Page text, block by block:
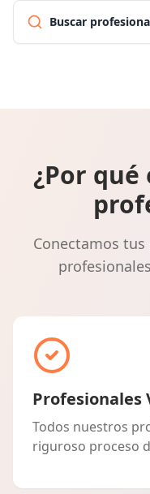
Buscar
¿Por
Conectamos
Profesionales
Todos nuestros
riguroso proceso